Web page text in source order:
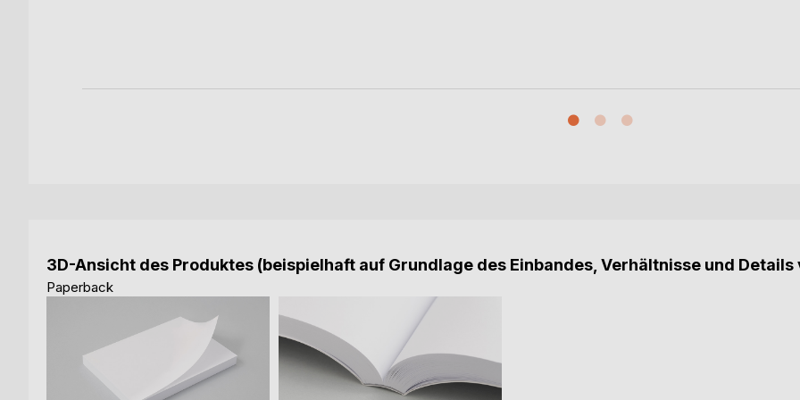
3D-Ansicht des Produktes (beispielhaft auf Grundlage des Einbandes, Verhältnisse und
Paperback